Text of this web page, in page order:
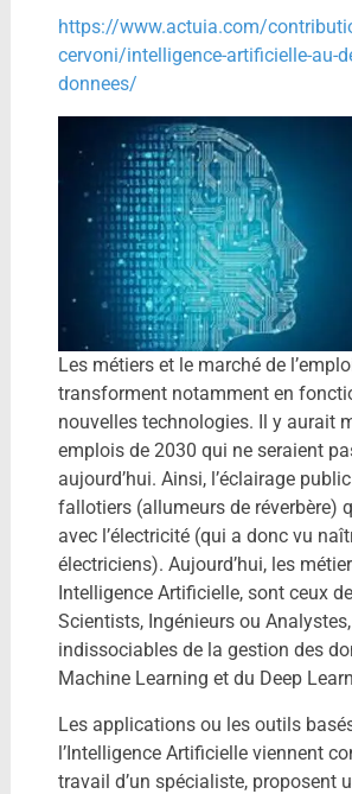
https://www.actuia.com/
cervoni/intelligence-artificielle-au-
donnees/
Les métiers et le marché de
transforment notamment en
nouvelles technologies. Il y aurait
emplois de 2030 qui ne seraient
aujourd’hui. Ainsi, l’éclairage
fallotiers (allumeurs de réverbère)
avec l’électricité (qui a donc vu
électriciens). Aujourd’hui, les
Intelligence Artificielle, sont ceux
Scientists, Ingénieurs ou Analystes,
indissociables de la gestion des
Machine Learning et du Deep
Les applications ou les outils
l’Intelligence Artificielle viennent
travail d’un spécialiste, proposent